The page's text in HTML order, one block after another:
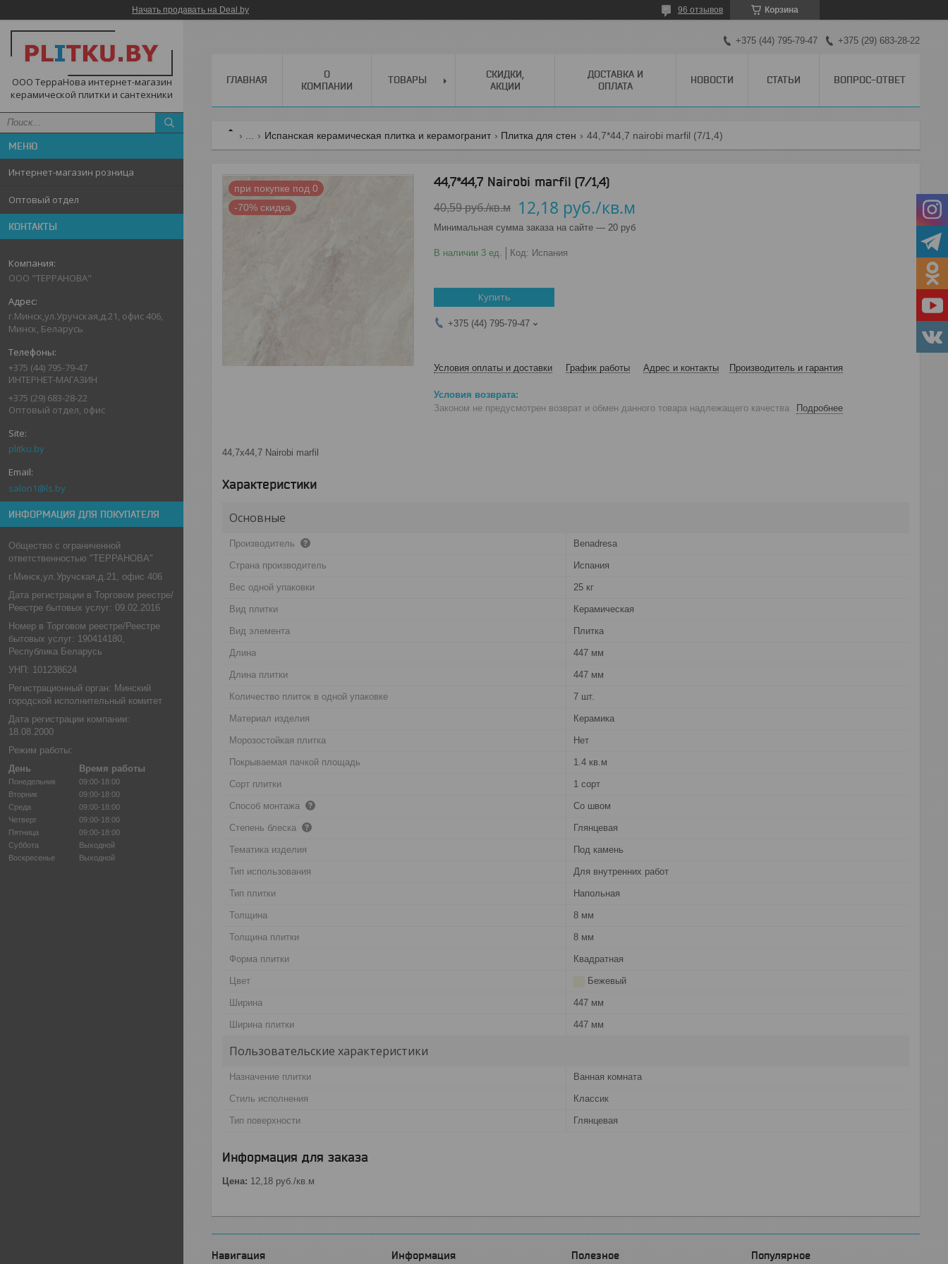
Начать продавать на Deal.by Корзина
96 отзывов
ООО ТерраНова интернет-магазин
керамической плитки и сантехники
Интернет-магазин розница
Оптовый отдел
КОНТАКТЫ
ООО "ТЕРРАНОВА"
г.Минск,ул.Уручская,д.21, офис 406,
Минск, Беларусь
+375 (44) 795-79-47
ИНТЕРНЕТ-МАГАЗИН
+375 (29) 683-28-22
Оптовый отдел, офис
plitku.by
salon1@ls.by
ИНФОРМАЦИЯ ДЛЯ ПОКУПАТЕЛЯ
Общество с ограниченной
ответственностью "ТЕРРАНОВА"
г.Минск,ул.Уручская,д.21, офис 406
Дата регистрации в Торговом реестре/
Реестре бытовых услуг: 09.02.2016
Номер в Торговом реестре/Реестре
бытовых услуг: 190414180,
Республика Беларусь
УНП: 101238624
Регистрационный орган: Минский
городской исполнительный комитет
Дата регистрации компании:
18.08.2000
Режим работы:
День
Время работы
Понедельник
09:00-18:00
Вторник
09:00-18:00
Среда
09:00-18:00
Четверг
09:00-18:00
Пятница
09:00-18:00
Суббота
Выходной
Воскресенье
Выходной
+375 (44) 795-79-47 +375 (29) 683-28-22
ГЛАВНАЯ
О
КОМПАНИИ
ТОВАРЫ
СКИДКИ,
АКЦИИ
ДОСТАВКА И
ОПЛАТА
НОВОСТИ СТАТЬИ ВОПРОС-ОТВЕТ
Испанская керамическая плитка и керамогранит Плитка для стен 44,7*44,7 nairobi marfil (7/1,4)
-70%
при покупке под 0 44,7*44,7 Nairobi marfil (7/1,4)
40,59руб./кв.м 12,18 руб./кв.м
Минимальная сумма заказа на сайте — 20 руб
В наличии 3 ед. Код: Испания
Купить
+375 (44) 795-79-47
Условия оплаты и доставки График работы Адрес и контакты Производитель и гарантия
Законом не предусмотрен возврат и обмен данного товара надлежащего качества Подробнее
44,7х44,7 Nairobi marfil
Характеристики
Основные
Производитель Benadresa
Страна производитель Испания
Вес одной упаковки 25 кг
Вид плитки Керамическая
Вид элемента Плитка
Длина 447 мм
Длина плитки 447 мм
Количество плиток в одной упаковке 7 шт.
Материал изделия Керамика
Морозостойкая плитка Нет
Покрываемая пачкой площадь 1.4 кв.м
Сорт плитки 1 сорт
Способ монтажа Со швом
Степень блеска Глянцевая
Тематика изделия Под камень
Тип использования Для внутренних работ
Тип плитки Напольная
Толщина 8 мм
Толщина плитки 8 мм
Форма плитки Квадратная
Цвет Бежевый
Ширина 447 мм
Ширина плитки 447 мм
Пользовательские характеристики
Назначение плитки Ванная комната
Стиль исполнения Классик
Тип поверхности Глянцевая
Информация для заказа
Цена: 12,18 руб. /кв.м
Навигация Информация Полезное Популярное